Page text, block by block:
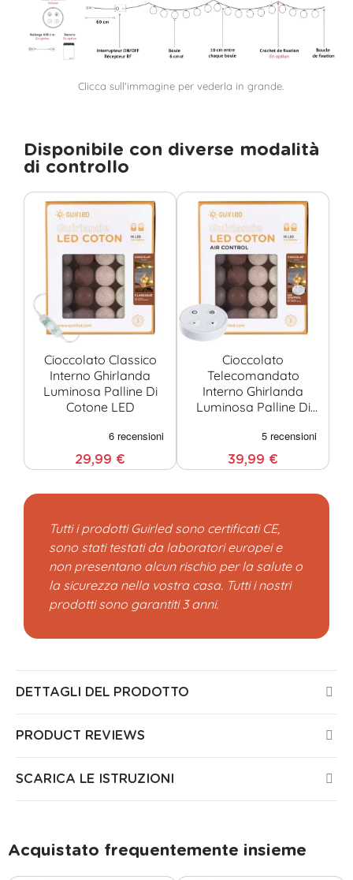
Clicca sull'immagine per vederla in grande.
Disponibile con diverse modalità
di controllo
Cioccolato Classico
Interno Ghirlanda
Luminosa Palline Di
Cotone LED
29,99 €
Cioccolato
Telecomandato
Interno Ghirlanda
Luminosa Palline Di
39,99 €
Tutti i prodotti Guirled sono certificati CE,
sono stati testati da laboratori europei e
non presentano alcun rischio per la salute o
la sicurezza nella vostra casa. Tutti i nostri
prodotti sono garantiti 3 anni.
DETTAGLI DEL PRODOTTO
PRODUCT REVIEWS
SCARICA LE ISTRUZIONI
Acquistato frequentemente insieme